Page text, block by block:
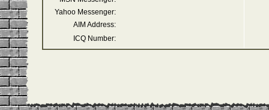
Yahoo Messenger:
AIM Address:
ICQ Number: